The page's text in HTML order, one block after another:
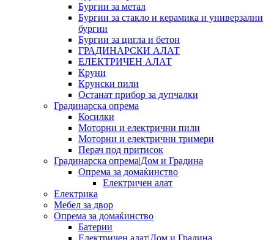
Бургии за метал
Бургии за стакло и керамика и универзални
бургии
Бургии за цигла и бетон
ГРАДИНАРСКИ АЛАТ
ЕЛЕКТРИЧЕН АЛАТ
Круни
Крунски пили
Останат прибор за дупчалки
Градинарска опрема
Косилки
Моторни и електрични пили
Моторни и електрични тримери
Перач под притисок
Градинарска опрема|Дом и Градина
Опрема за домаќинство
Електричен алат
Електрика
Мебел за двор
Опрема за домаќинство
Батерии
Електричен алат|Дом и Градина